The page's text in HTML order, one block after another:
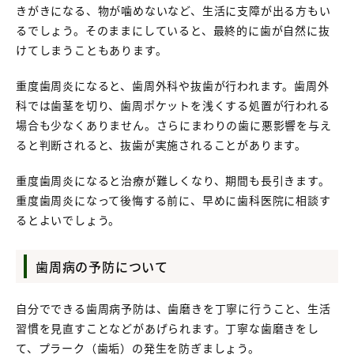
きがきになる、物が噛めないなど、生活に支障が出る方もい
るでしょう。そのままにしていると、最終的に歯が自然に抜
けてしまうこともあります。
重度歯周炎になると、歯周外科や抜歯が行われます。歯周外
科では歯茎を切り、歯周ポケットを浅くする処置が行われる
場合も少なくありません。さらにまわりの歯に悪影響を与え
ると判断されると、抜歯が実施されることがあります。
重度歯周炎になると治療が難しくなり、期間も長引きます。
重度歯周炎になって後悔する前に、早めに歯科医院に相談す
るとよいでしょう。
歯周病の予防について
自分でできる歯周病予防は、歯磨きを丁寧に行うこと、生活
習慣を見直すことなどがあげられます。丁寧な歯磨きをし
て、プラーク（歯垢）の発生を防ぎましょう。